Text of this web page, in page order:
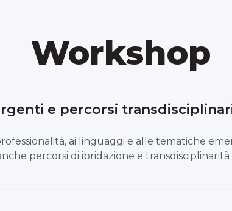
Workshop
e percorsi
ai linguaggi e alle tematiche
percorsi di ibridazione e